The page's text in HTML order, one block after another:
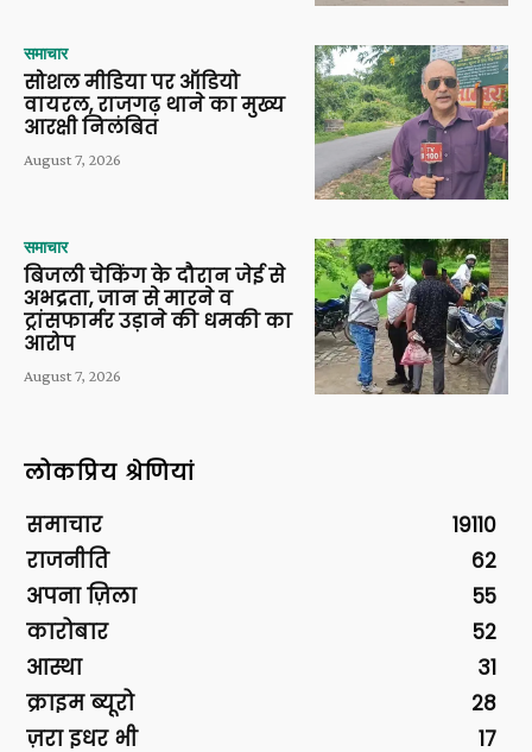
समाचार
सोशल मीडिया पर ऑडियो
वायरल, राजगढ़ थाने का मुख्य
आरक्षी निलंबित
August 7, 2026
समाचार
बिजली चेकिंग के दौरान जेई से
अभद्रता, जान से मारने व
ट्रांसफार्मर उड़ाने की धमकी का
आरोप
August 7, 2026
लोकप्रिय श्रेणियां
समाचार
19110
राजनीति
62
अपना ज़िला
55
कारोबार
52
आस्था
31
क्राइम ब्यूरो
28
ज़रा इधर भी
17